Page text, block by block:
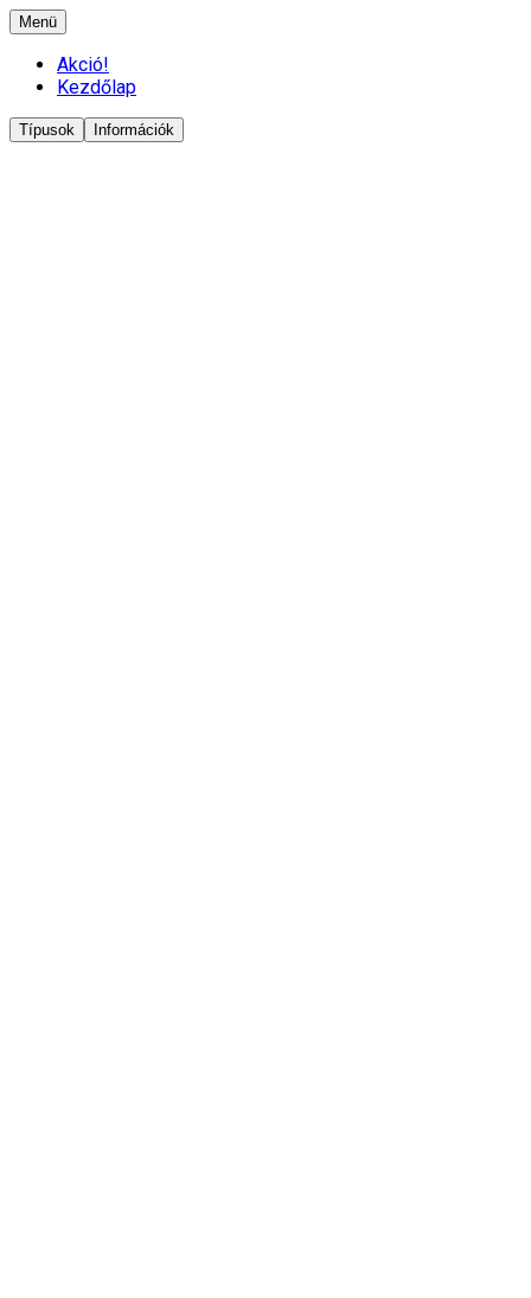
Menü
Akció!
Kezdőlap
Típusok Információk